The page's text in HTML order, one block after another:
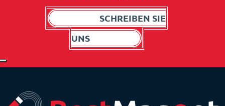
SCHREIBEN SIE
UNS